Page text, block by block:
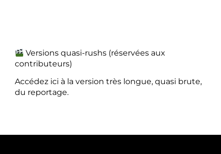
Versions quasi-rushs (réservées aux
contributeurs)
Accédez ici à la version très longue, quasi brute,
du reportage.